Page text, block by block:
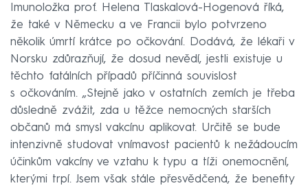
Imunoložka prof. Helena Tlaskalová-Hogenová říká,
že také v Německu a ve Francii bylo potvrzeno
několik úmrtí krátce po očkování. Dodává, že lékaři v
Norsku zdůrazňují, že dosud nevědí, jestli existuje u
těchto fatálních případů příčinná souvislost
s očkováním. „Stejně jako v ostatních zemích je třeba
důsledně zvážit, zda u těžce nemocných starších
občanů má smysl vakcínu aplikovat. Určitě se bude
intenzivně studovat vnímavost pacientů k nežádoucím
účinkům vakcíny ve vztahu k typu a tíži onemocnění,
kterými trpí. Jsem však stále přesvědčená, že benefity